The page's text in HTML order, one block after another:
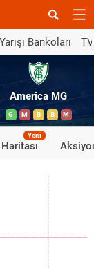
Bankoları
America MG
G M B B M
Yeni